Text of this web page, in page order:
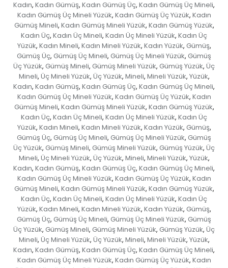
Kadın, Kadın Gümüş, Kadın Gümüş Üç, Kadın Gümüş Üç Mineli,
Kadın Gümüş Üç Mineli Yüzük, Kadın Gümüş Üç Yüzük, Kadın
Gümüş Mineli, Kadın Gümüş Mineli Yüzük, Kadın Gümüş Yüzük,
Kadın Üç, Kadın Üç Mineli, Kadın Üç Mineli Yüzük, Kadın Üç
Yüzük, Kadın Mineli, Kadın Mineli Yüzük, Kadın Yüzük, Gümüş,
Gümüş Üç, Gümüş Üç Mineli, Gümüş Üç Mineli Yüzük, Gümüş
Üç Yüzük, Gümüş Mineli, Gümüş Mineli Yüzük, Gümüş Yüzük, Üç
Mineli, Üç Mineli Yüzük, Üç Yüzük, Mineli, Mineli Yüzük, Yüzük,
Kadın, Kadın Gümüş, Kadın Gümüş Üç, Kadın Gümüş Üç Mineli,
Kadın Gümüş Üç Mineli Yüzük, Kadın Gümüş Üç Yüzük, Kadın
Gümüş Mineli, Kadın Gümüş Mineli Yüzük, Kadın Gümüş Yüzük,
Kadın Üç, Kadın Üç Mineli, Kadın Üç Mineli Yüzük, Kadın Üç
Yüzük, Kadın Mineli, Kadın Mineli Yüzük, Kadın Yüzük, Gümüş,
Gümüş Üç, Gümüş Üç Mineli, Gümüş Üç Mineli Yüzük, Gümüş
Üç Yüzük, Gümüş Mineli, Gümüş Mineli Yüzük, Gümüş Yüzük, Üç
Mineli, Üç Mineli Yüzük, Üç Yüzük, Mineli, Mineli Yüzük, Yüzük,
Kadın, Kadın Gümüş, Kadın Gümüş Üç, Kadın Gümüş Üç Mineli,
Kadın Gümüş Üç Mineli Yüzük, Kadın Gümüş Üç Yüzük, Kadın
Gümüş Mineli, Kadın Gümüş Mineli Yüzük, Kadın Gümüş Yüzük,
Kadın Üç, Kadın Üç Mineli, Kadın Üç Mineli Yüzük, Kadın Üç
Yüzük, Kadın Mineli, Kadın Mineli Yüzük, Kadın Yüzük, Gümüş,
Gümüş Üç, Gümüş Üç Mineli, Gümüş Üç Mineli Yüzük, Gümüş
Üç Yüzük, Gümüş Mineli, Gümüş Mineli Yüzük, Gümüş Yüzük, Üç
Mineli, Üç Mineli Yüzük, Üç Yüzük, Mineli, Mineli Yüzük, Yüzük,
Kadın, Kadın Gümüş, Kadın Gümüş Üç, Kadın Gümüş Üç Mineli,
Kadın Gümüş Üç Mineli Yüzük, Kadın Gümüş Üç Yüzük, Kadın